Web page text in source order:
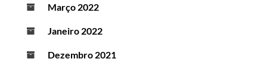
Março 2022
Janeiro 2022
Dezembro 2021